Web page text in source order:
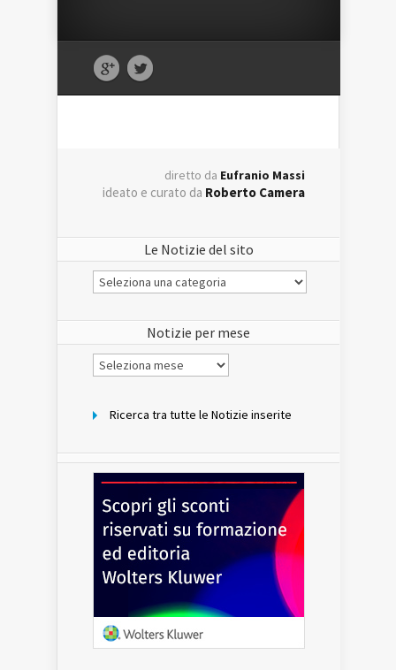
diretto da Eufranio Massi
ideato e curato da Roberto Camera
Le Notizie del sito
Le
Notizie
Notizie per mese
Notizie
per
Ricerca tra tutte le Notizie inserite